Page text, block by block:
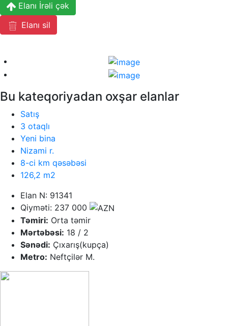
Elanı İrəli çək
Elanı sil
Bu kateqoriyadan oxşar elanlar
Satış
3 otaqlı
Yeni bina
Nizami r.
8-ci km qəsəbəsi
126,2 m2
Elan N: 91341
Qiyməti: 237 000
Təmiri: Orta təmir
Mərtəbəsi: 18 / 2
Sənədi: Çıxarış(kupça)
Metro: Neftçilər M.